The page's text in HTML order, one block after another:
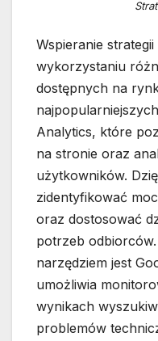
Wspieranie
wykorzystaniu
dostępnych na
Analytics, które
na stronie oraz
użytkowników.
zidentyfikować
oraz dostosować
potrzeb
narzędziem jest
umożliwia
wynikach
problemów